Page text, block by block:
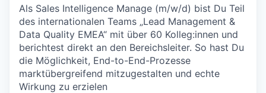
Als Sales Intelligence Manage (m/w/d) bist Du Teil
des internationalen Teams „Lead Management &
Data Quality EMEA“ mit über 60 Kolleg:innen und
berichtest direkt an den Bereichsleiter. So hast Du
die Möglichkeit, End-to-End-Prozesse
marktübergreifend mitzugestalten und echte
Wirkung zu erzielen